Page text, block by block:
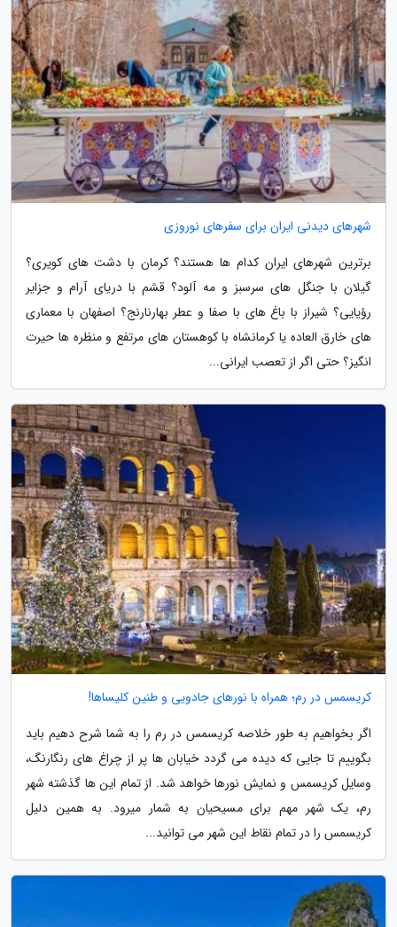
شهرهای دیدنی ایران برای سفرهای نوروزی
برترین شهرهای ایران کدام ها هستند؟ کرمان با دشت های کویری؟
گیلان با جنگل های سرسبز و مه آلود؟ قشم با دریای آرام و جزایر
رؤیایی؟ شیراز با باغ های با صفا و عطر بهارنارنج؟ اصفهان با معماری
های خارق العاده یا کرمانشاه با کوهستان های مرتفع و منظره ها حیرت
انگیز؟ حتی اگر از تعصب ایرانی...
کریسمس در رم؛ همراه با نورهای جادویی و طنین کلیساها!
اگر بخواهیم به طور خلاصه کریسمس در رم را به شما شرح دهیم باید
بگوییم تا جایی که دیده می گردد خیابان ها پر از چراغ های رنگارنگ،
وسایل کریسمس و نمایش نورها خواهد شد. از تمام این ها گذشته شهر
رم، یک شهر مهم برای مسیحیان به شمار میرود. به همین دلیل
کریسمس را در تمام نقاط این شهر می توانید...